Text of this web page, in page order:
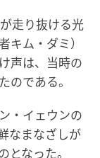
走り抜ける光
キム・ダミ）
声は、当時の
のである。
・イェウンの
なまなざしが
なった。